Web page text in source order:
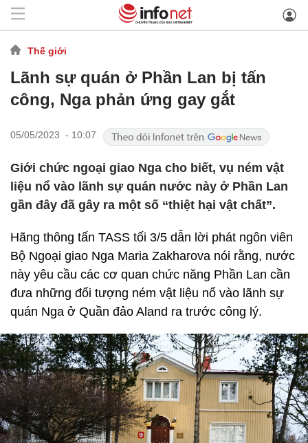
Thế giới
Lãnh sự quán ở Phần Lan bị tấn
công, Nga phản ứng gay gắt
05/05/2023 - 10:07
Giới chức ngoại giao Nga cho biết, vụ ném vật
liệu nổ vào lãnh sự quán nước này ở Phần Lan
gần đây đã gây ra một số “thiệt hại vật chất”.
Hãng thông tấn TASS tối 3/5 dẫn lời phát ngôn viên
Bộ Ngoại giao Nga Maria Zakharova nói rằng, nước
này yêu cầu các cơ quan chức năng Phần Lan cần
đưa những đối tượng ném vật liệu nổ vào lãnh sự
quán Nga ở Quần đảo Aland ra trước công lý.